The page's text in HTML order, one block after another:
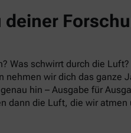
Was schwirrt durch die
nehmen wir dich das ganze
hin – Ausgabe für
dann die Luft, die wir